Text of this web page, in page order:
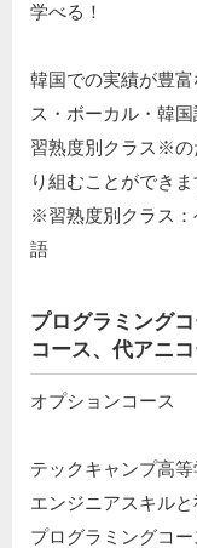
学べる！
韓国での実績が豊
ス・ボーカル・韓
習熟度別クラス※の
り組むことができま
※習熟度別クラス：
語
プログラミング
コース、代アニ
オプションコース
テックキャンプ高
エンジニアスキル
プログラミングコ